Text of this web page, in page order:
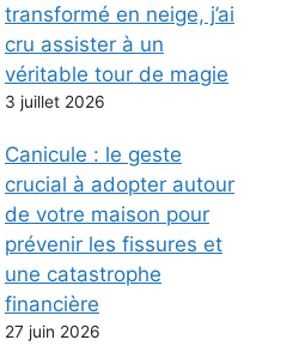
transformé en neige, j’ai
cru assister à un
véritable tour de magie
3 juillet 2026
Canicule : le geste
crucial à adopter autour
de votre maison pour
prévenir les fissures et
une catastrophe
financière
27 juin 2026